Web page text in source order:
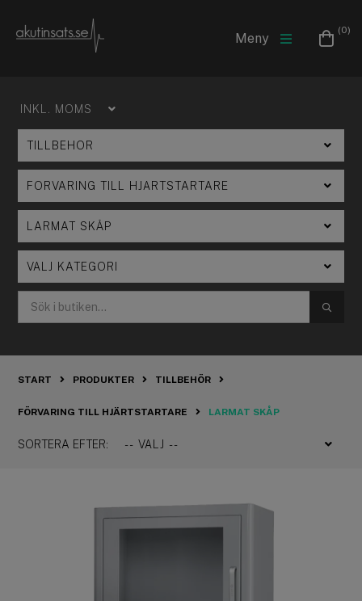
Meny
(0)
START PRODUKTER TILLBEHÖR
FÖRVARING TILL HJÄRTSTARTARE LARMAT SKÅP
SORTERA EFTER: